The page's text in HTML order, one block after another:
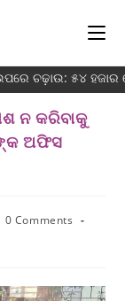
ଚଢ଼ାଉ: ୫୪ ହଜାର
ନ କରିବାକୁ
ଅଫିସ
0 Comments